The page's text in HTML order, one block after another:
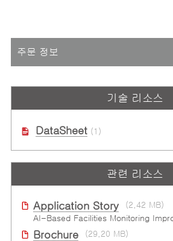
주문 정보
기술 리소스
DataSheet(1)
관련 리소스
Application Story
(2.42 MB)
Brochure
(29.20 MB)